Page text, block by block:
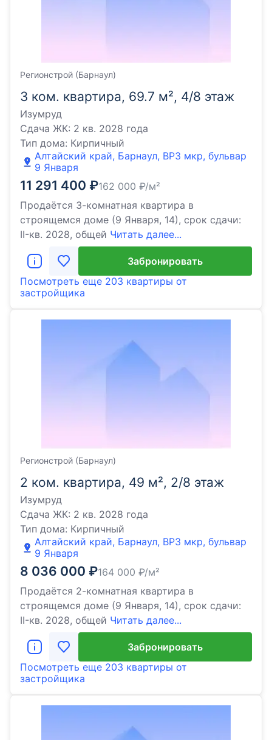
3 ком. квартира, 69.7 м², 4/8 этаж
Изумруд
Сдача ЖК: 2 кв. 2028 года
Тип дома: Кирпичный
Алтайский край, Барнаул, ВРЗ мкр, бульвар
9 Января
11 291 400 ₽162 000 ₽/м²
Продаётся 3-комнатная квартира в
строящемся доме (9 Января, 14), срок сдачи:
II-кв. 2028, общей Читать далее...
Регионстрой (Барнаул)
Забронировать
Посмотреть еще 203 квартиры от
застройщика
2 ком. квартира, 49 м², 2/8 этаж
Изумруд
Сдача ЖК: 2 кв. 2028 года
Тип дома: Кирпичный
Алтайский край, Барнаул, ВРЗ мкр, бульвар
9 Января
8 036 000 ₽164 000 ₽/м²
Продаётся 2-комнатная квартира в
строящемся доме (9 Января, 14), срок сдачи:
II-кв. 2028, общей Читать далее...
Регионстрой (Барнаул)
Забронировать
Посмотреть еще 203 квартиры от
застройщика